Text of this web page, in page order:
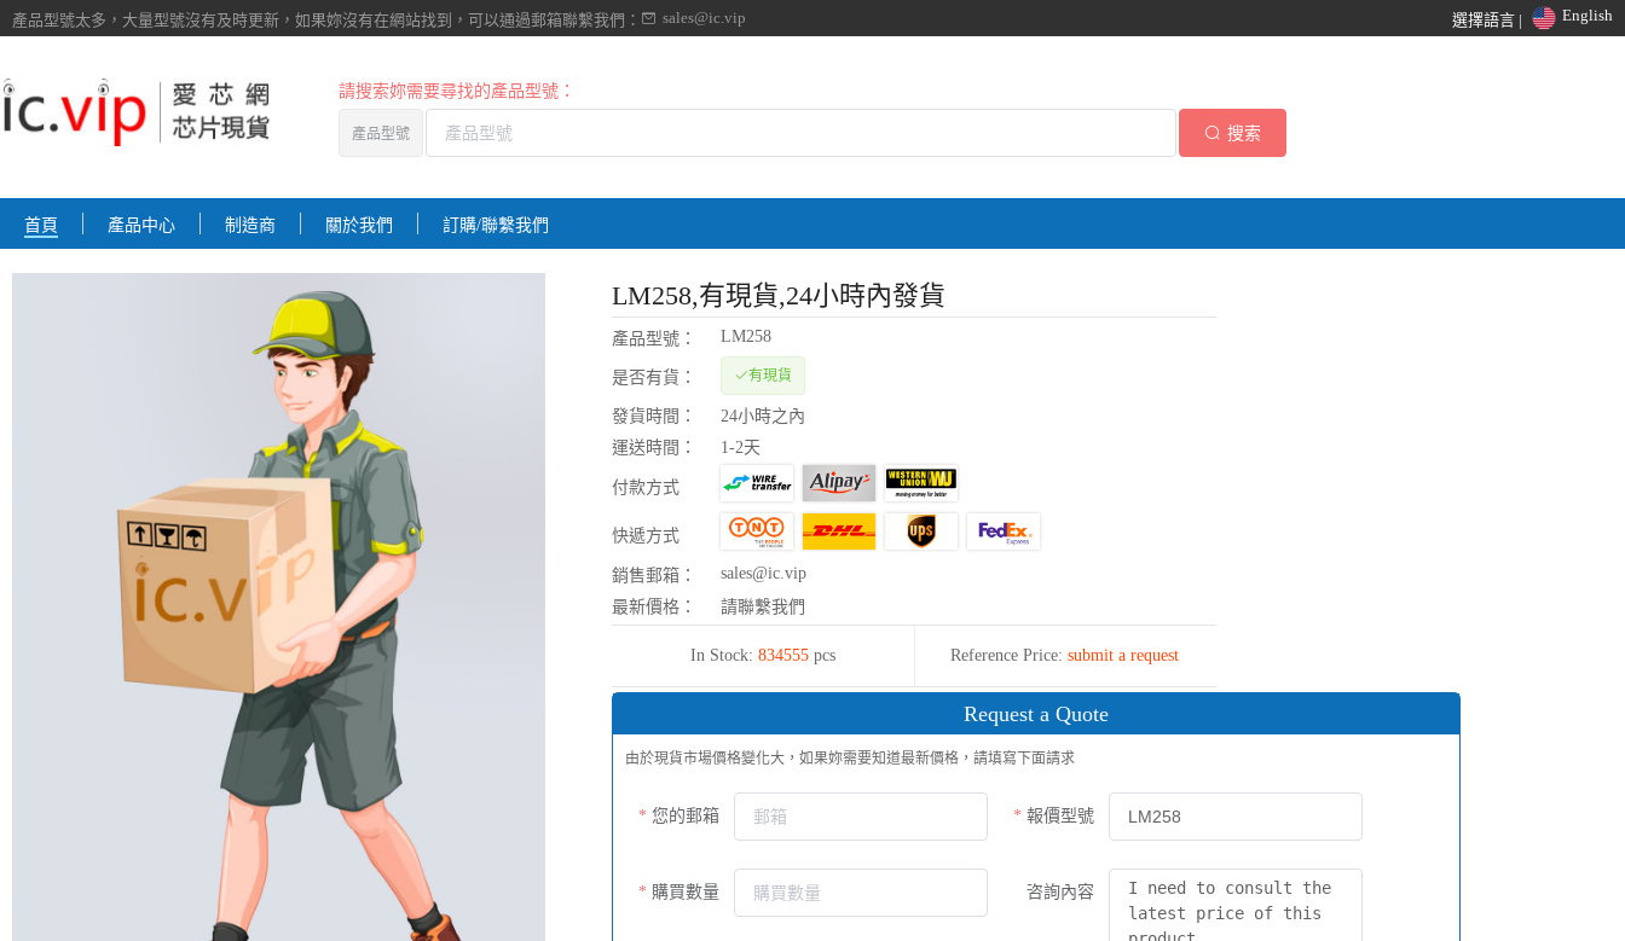
產品型號太多，大量型號沒有及時更新，如果妳沒有在網站找到， 可以通過郵箱聯繫我們： sales@ic.vip 選擇語言 | English
請搜索妳需要尋找的產品型號：
產品型號 搜索
首頁 產品中心 制造商 關於我們 訂購/聯繫我們
LM258,有現貨,24小時內發貨
產品型號： LM258
是否有貨： 有現貨
發貨時間：
24小時之內
運送時間：
1-2天
付款方式
快遞方式
銷售郵箱：
sales@ic.vip
最新價格：
請聯繫我們
In Stock: 834555 pcs Reference Price: submit a request
Request a Quote
由於現貨市場價格變化大，如果妳需要知道最新價格，請填寫下面請求
您的郵箱 報價型號
購買數量 咨詢內容